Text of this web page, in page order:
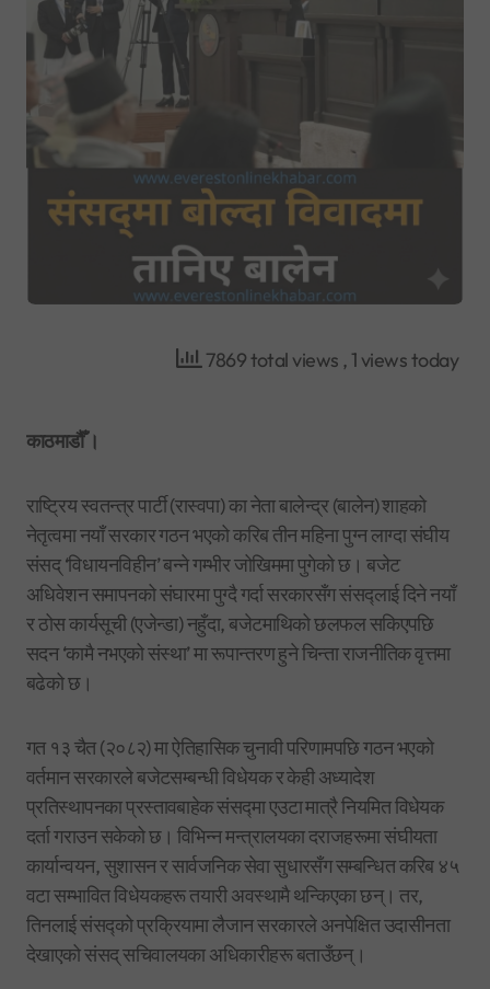
7869 total views , 1 views today
काठमाडौँ ।
राष्ट्रिय स्वतन्त्र पार्टी (रास्वपा) का नेता बालेन्द्र (बालेन) शाहको
नेतृत्वमा नयाँ सरकार गठन भएको करिब तीन महिना पुग्न लाग्दा संघीय
संसद् ‘विधायनविहीन’ बन्ने गम्भीर जोखिममा पुगेको छ। बजेट
अधिवेशन समापनको संघारमा पुग्दै गर्दा सरकारसँग संसद्लाई दिने नयाँ
र ठोस कार्यसूची (एजेन्डा) नहुँदा, बजेटमाथिको छलफल सकिएपछि
सदन ‘कामै नभएको संस्था’ मा रूपान्तरण हुने चिन्ता राजनीतिक वृत्तमा
बढेको छ।
गत १३ चैत (२०८२) मा ऐतिहासिक चुनावी परिणामपछि गठन भएको
वर्तमान सरकारले बजेटसम्बन्धी विधेयक र केही अध्यादेश
प्रतिस्थापनका प्रस्तावबाहेक संसद्मा एउटा मात्रै नियमित विधेयक
दर्ता गराउन सकेको छ। विभिन्न मन्त्रालयका दराजहरूमा संघीयता
कार्यान्वयन, सुशासन र सार्वजनिक सेवा सुधारसँग सम्बन्धित करिब ४५
वटा सम्भावित विधेयकहरू तयारी अवस्थामै थन्किएका छन्। तर,
तिनलाई संसद्को प्रक्रियामा लैजान सरकारले अनपेक्षित उदासीनता
देखाएको संसद् सचिवालयका अधिकारीहरू बताउँछन्।